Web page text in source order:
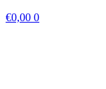
€0,00 0